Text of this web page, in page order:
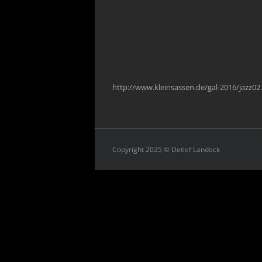
http://www.kleinsassen.de/gal-2016/
Copyright 2025 © Detlef Landeck